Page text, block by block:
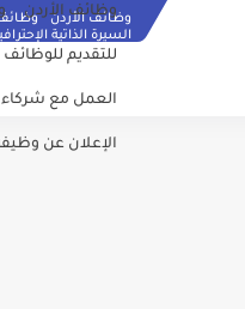
وظائف الأردن
السيرة الذاتية
وظائف الأردن
للتقديم للوظائف
العمل مع
الإعلان عن